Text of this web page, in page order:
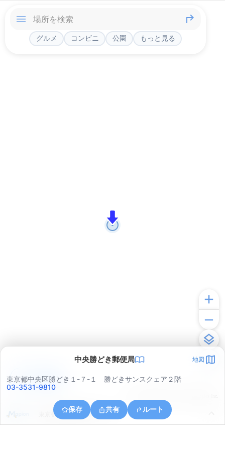
グルメ コンビニ 公園 もっと見る
中央勝どき郵便局 地図
東京都中央区勝どき１-７-１ 勝どきサンスクェア２階
03-3531-9810
保存 共有 ルート
東京都江東区豊洲５丁目１
アプリで見る